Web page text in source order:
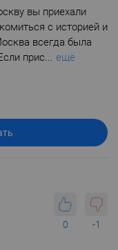
вы приехали
с историей и
всегда была
прис... ещё
0 -1